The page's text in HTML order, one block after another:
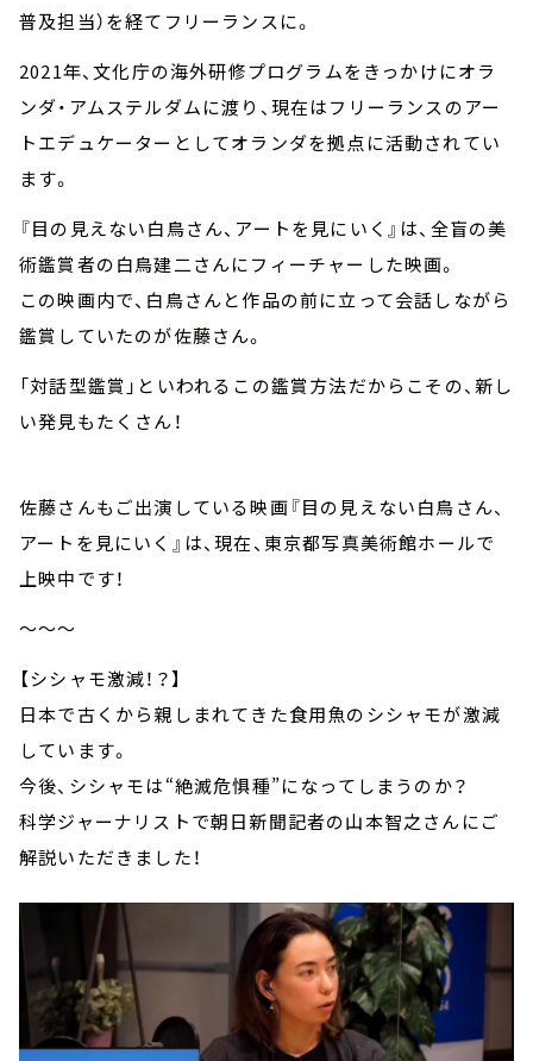
普及担当）を経てフリーランスに。
2021年、文化庁の海外研修プログラムをきっかけにオラ
ンダ・アムステルダムに渡り、現在はフリーランスのアー
トエデュケーターとしてオランダを拠点に活動されてい
ます。
『目の見えない白鳥さん、アートを見にいく』は、全盲の美
術鑑賞者の白鳥建二さんにフィーチャーした映画。
この映画内で、白鳥さんと作品の前に立って会話しながら
鑑賞していたのが佐藤さん。
「対話型鑑賞」といわれるこの鑑賞方法だからこその、新し
い発見もたくさん！
佐藤さんもご出演している映画『目の見えない白鳥さん、
アートを見にいく』は、現在、東京都写真美術館ホールで
上映中です！
～～～
【シシャモ激減！？】
日本で古くから親しまれてきた食用魚のシシャモが激減
しています。
今後、シシャモは“絶滅危惧種”になってしまうのか？
科学ジャーナリストで朝日新聞記者の山本智之さんにご
解説いただきました！